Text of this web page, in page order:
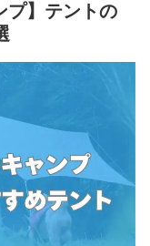
プ】テントの